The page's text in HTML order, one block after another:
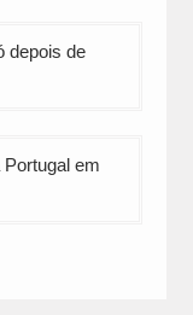
depois de
em